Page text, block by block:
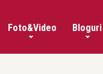
Foto&Video Bloguri